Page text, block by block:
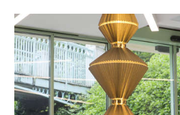
RÉSULTATS